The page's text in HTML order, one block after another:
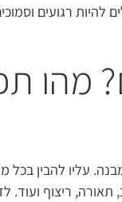
להיות רגועים
מהו
עליו להבין בכל
תאורה, ריצוף